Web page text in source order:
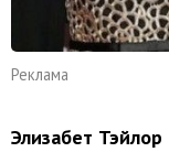
Реклама
Элизабет Тэйлор